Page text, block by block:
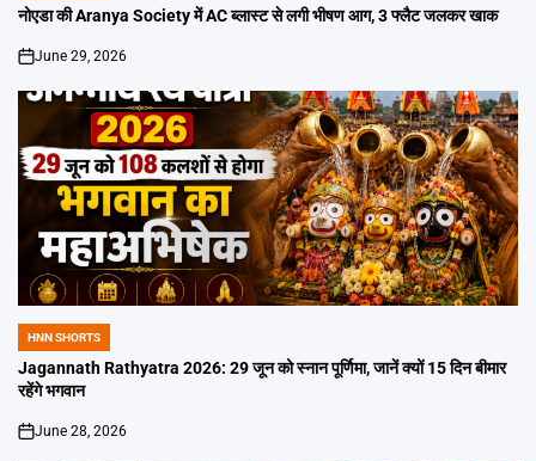
IN
नोएडा की Aranya Society में AC ब्लास्ट से लगी भीषण आग, 3 फ्लैट जलकर खाक
on
June 29, 2026
POSTED
IN
HNN SHORTS
Jagannath Rathyatra 2026: 29 जून को स्नान पूर्णिमा, जानें क्यों 15 दिन बीमार
रहेंगे भगवान
on
June 28, 2026